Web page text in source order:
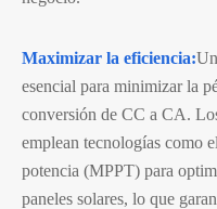
Maximizar la eficiencia:
esencial para minimizar la
conversión de CC a CA.
emplean tecnologías como
potencia (MPPT) para
paneles solares, lo que